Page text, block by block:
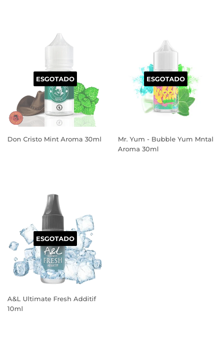
ESGOTADO
Don Cristo Mint Aroma 30ml
ESGOTADO
Mr. Yum - Bubble Yum Mntal
Aroma 30ml
ESGOTADO
A&L Ultimate Fresh Additif
10ml